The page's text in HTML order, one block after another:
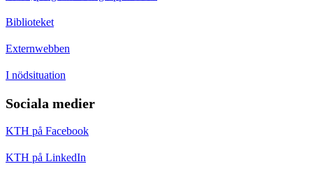
Biblioteket
Externwebben
I nödsituation
Sociala medier
KTH på Facebook
KTH på LinkedIn